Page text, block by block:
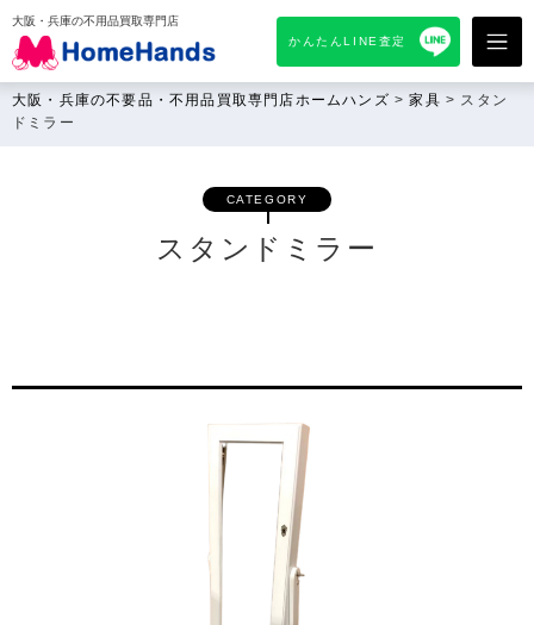
大阪・兵庫の不用品買取専門店
かんたんLINE査定
大阪・兵庫の不要品・不用品買取専門店ホームハンズ >家具 > スタン
ドミラー
CATEGORY
スタンドミラー